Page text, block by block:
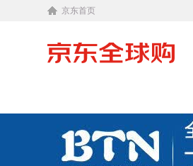
京东首页